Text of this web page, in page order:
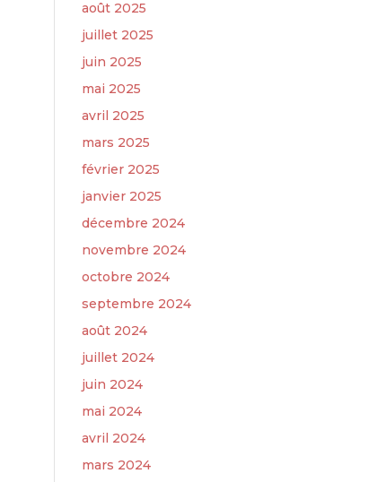
août 2025
juillet 2025
juin 2025
mai 2025
avril 2025
mars 2025
février 2025
janvier 2025
décembre 2024
novembre 2024
octobre 2024
septembre 2024
août 2024
juillet 2024
juin 2024
mai 2024
avril 2024
mars 2024